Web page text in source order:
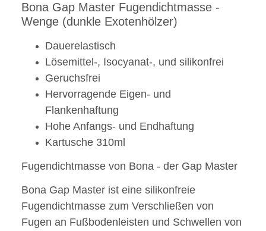
Bona Gap Master Fugendichtmasse -
Wenge (dunkle Exotenhölzer)
Dauerelastisch
Lösemittel-, Isocyanat-, und silikonfrei
Geruchsfrei
Hervorragende Eigen- und
Flankenhaftung
Hohe Anfangs- und Endhaftung
Kartusche 310ml
Fugendichtmasse von Bona - der Gap Master
Bona Gap Master ist eine silikonfreie
Fugendichtmasse zum Verschließen von
Fugen an Fußbodenleisten und Schwellen von